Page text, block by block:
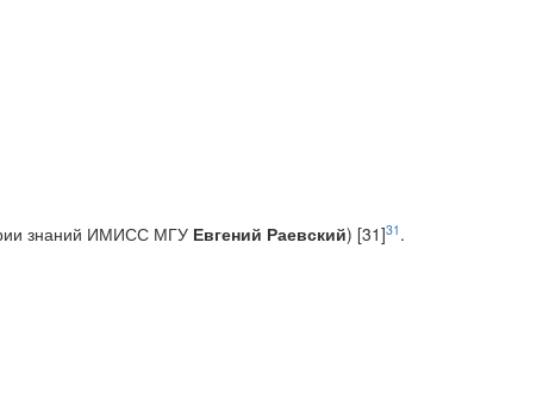
знаний ИМИСС МГУ Евгений Раевский) [31]31 .